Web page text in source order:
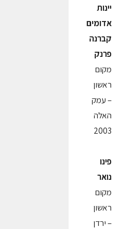
יינות
אדומים
קברנה
פרנק
מקום
ראשון
– עמק
האלה
2003
פינו
נואר
מקום
ראשון
– ירדן